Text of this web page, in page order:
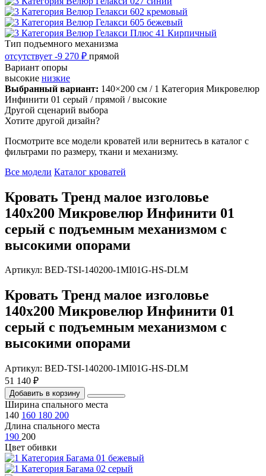
Тип подъемного механизма
отсутствует -9 270 ₽ прямой
Вариант опоры
высокие низкие
Выбранный вариант: 140×200 см / 1 Категория Микровелюр
Инфинити 01 серый / прямой / высокие
Другой сценарий выбора
Хотите другой дизайн?
Посмотрите все модели кроватей или вернитесь в каталог с
фильтрами по размеру, ткани и механизму.
Все модели Каталог кроватей
Кровать Тренд малое изголовье
140х200 Микровелюр Инфинити 01
серый с подъемным механизмом с
высокими опорами
Артикул: BED-TSI-140200-1MI01G-HS-DLM
Кровать Тренд малое изголовье
140х200 Микровелюр Инфинити 01
серый с подъемным механизмом с
высокими опорами
Артикул: BED-TSI-140200-1MI01G-HS-DLM
51 140 ₽
Добавить в корзину
Ширина спального места
140 160 180 200
Длина спального места
190 200
Цвет обивки